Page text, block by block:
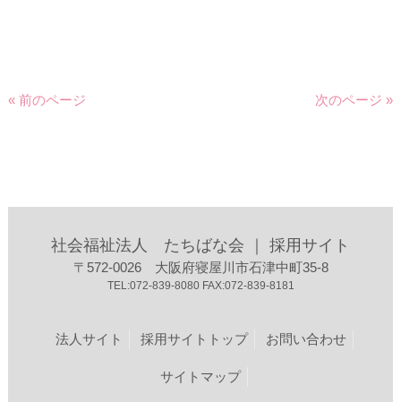
« 前のページ 次のページ »
社会福祉法人 たちばな会 ｜ 採用サイト
〒572-0026 大阪府寝屋川市石津中町35-8
TEL:072-839-8080 FAX:072-839-8181
法人サイト 採用サイトトップ お問い合わせ
サイトマップ